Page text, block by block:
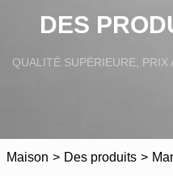
DES
QUALITÉ SUPÉRIEURE, PRIX
Maison > Des produits >